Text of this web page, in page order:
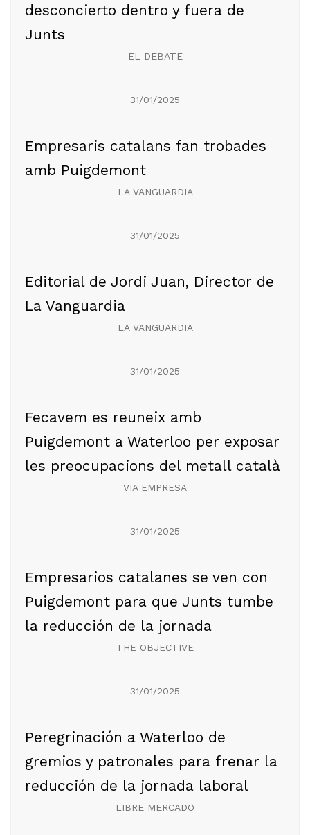
desconcierto dentro y fuera de
Junts
EL DEBATE
31/01/2025
Empresaris catalans fan trobades
amb Puigdemont
LA VANGUARDIA
31/01/2025
Editorial de Jordi Juan, Director de
La Vanguardia
LA VANGUARDIA
31/01/2025
Fecavem es reuneix amb
Puigdemont a Waterloo per exposar
les preocupacions del metall català
VIA EMPRESA
31/01/2025
Empresarios catalanes se ven con
Puigdemont para que Junts tumbe
la reducción de la jornada
THE OBJECTIVE
31/01/2025
Peregrinación a Waterloo de
gremios y patronales para frenar la
reducción de la jornada laboral
LIBRE MERCADO